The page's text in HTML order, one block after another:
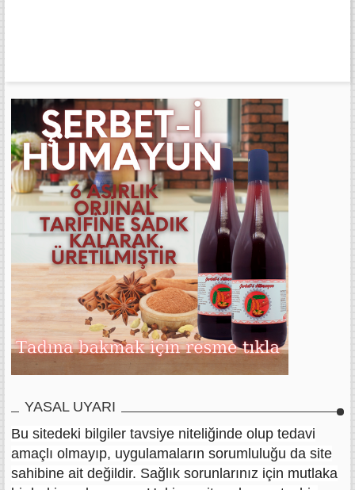
YASAL UYARI
Bu sitedeki bilgiler tavsiye niteliğinde olup tedavi
amaçlı olmayıp, uygulamaların sorumluluğu da site
sahibine ait değildir. Sağlık sorunlarınız için mutlaka